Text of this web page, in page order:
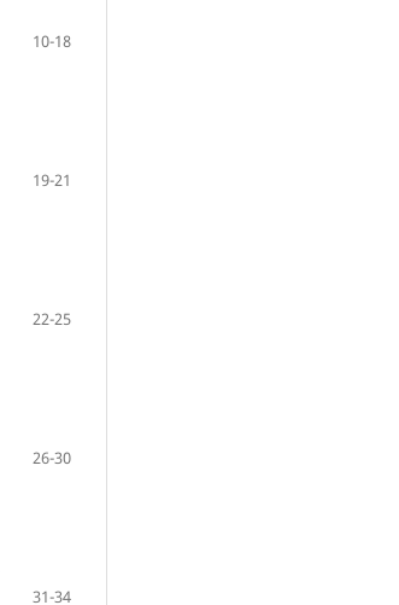
10-18
19-21
22-25
26-30
31-34